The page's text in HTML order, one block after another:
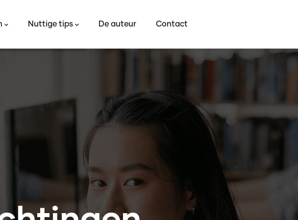
Nuttige tips De auteur Contact